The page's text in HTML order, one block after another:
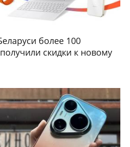
более 100
скидки к новому